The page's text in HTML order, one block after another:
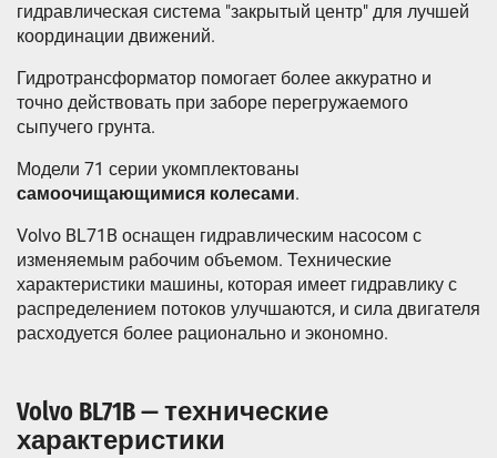
гидравлическая система "закрытый центр" для лучшей
координации движений.
Гидротрансформатор помогает более аккуратно и
точно действовать при заборе перегружаемого
сыпучего грунта.
Модели 71 серии укомплектованы
самоочищающимися колесами.
Volvo BL71B оснащен гидравлическим насосом с
изменяемым рабочим объемом. Технические
характеристики машины, которая имеет гидравлику с
распределением потоков улучшаются, и сила двигателя
расходуется более рационально и экономно.
Volvo BL71B — технические
характеристики